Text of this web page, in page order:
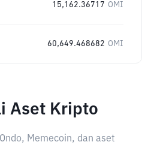
15,162.36717 OMI
60,649.468682 OMI
Aset Kripto
Memecoin, dan aset